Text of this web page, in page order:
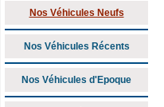
Nos Véhicules Neufs
Nos Véhicules Récents
Nos Véhicules d'Epoque